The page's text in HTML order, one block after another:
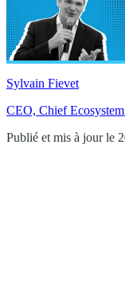
Sylvain Fievet
CEO, Chief
Publié et mis à jour le